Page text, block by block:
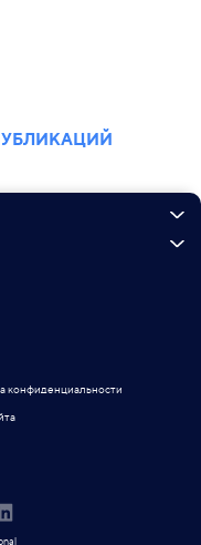
конфиденциальности